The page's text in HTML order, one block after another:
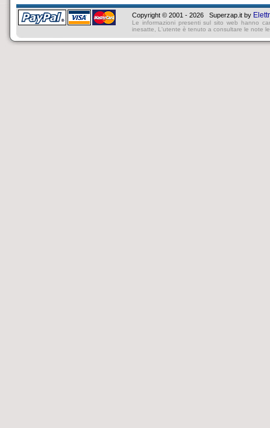
Copyright © 2001 - 2026 Superzap.it by
Le informazioni presenti sul sito web hanno
inesatte, L'utente è tenuto a consultare le note